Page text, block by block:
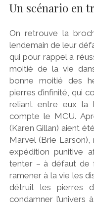
Un scénario en
On retrouve la
lendemain de leur
qui pour rappel a
moitié de la vie
bonne moitié des
pierres d’infinité, qui
reliant entre eux la
compte le MCU.
(Karen Gillan) aient
Marvel (Brie
expédition punitive
tenter – à défaut de
ramener à la vie les
détruit les pierres
condamner l’univers